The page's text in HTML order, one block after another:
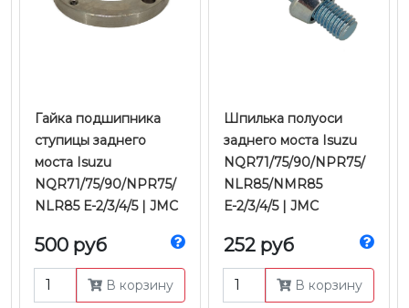
Гайка подшипника
ступицы заднего
моста Isuzu
NQR71/75/90/NPR75/
NLR85 Е-2/3/4/5 | JMC
500 руб
В корзину
Шпилька полуоси
заднего моста Isuzu
NQR71/75/90/NPR75/
NLR85/NMR85
Е-2/3/4/5 | JMC
252 руб
В корзину